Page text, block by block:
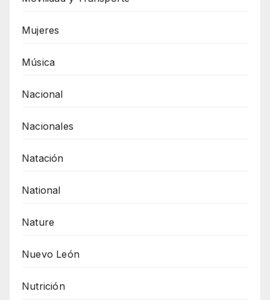
Mujeres
Música
Nacional
Nacionales
Natación
National
Nature
Nuevo León
Nutrición